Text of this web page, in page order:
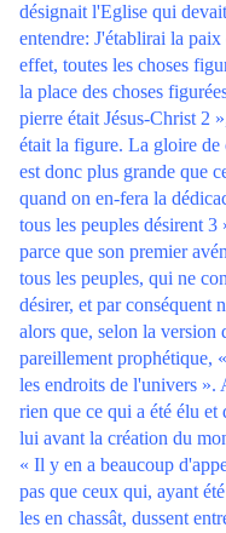
désignait l'Eglise qui
entendre: J'établirai la
effet, toutes les choses
la place des choses
pierre était Jésus-Christ 2
était la figure. La gloire de
est donc plus grande que
quand on en-fera la
tous les peuples désirent
parce que son premier
tous les peuples, qui ne
désirer, et par conséquent
alors que, selon la version
pareillement prophétique,
les endroits de l'univers ».
rien que ce qui a été élu
lui avant la création du
« Il y en a beaucoup
pas que ceux qui, ayant
les en chassât, dussent